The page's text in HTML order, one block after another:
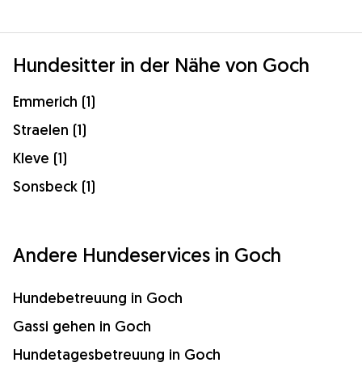
Hundesitter in der Nähe von Goch
Emmerich (1)
Straelen (1)
Kleve (1)
Sonsbeck (1)
Andere Hundeservices in Goch
Hundebetreuung in Goch
Gassi gehen in Goch
Hundetagesbetreuung in Goch